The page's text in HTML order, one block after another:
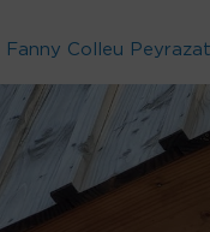
Fanny Colleu Peyrazat